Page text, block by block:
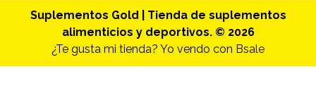
Suplementos Gold | Tienda de suplementos
alimenticios y deportivos. © 2026
¿Te gusta mi tienda? Yo vendo con Bsale